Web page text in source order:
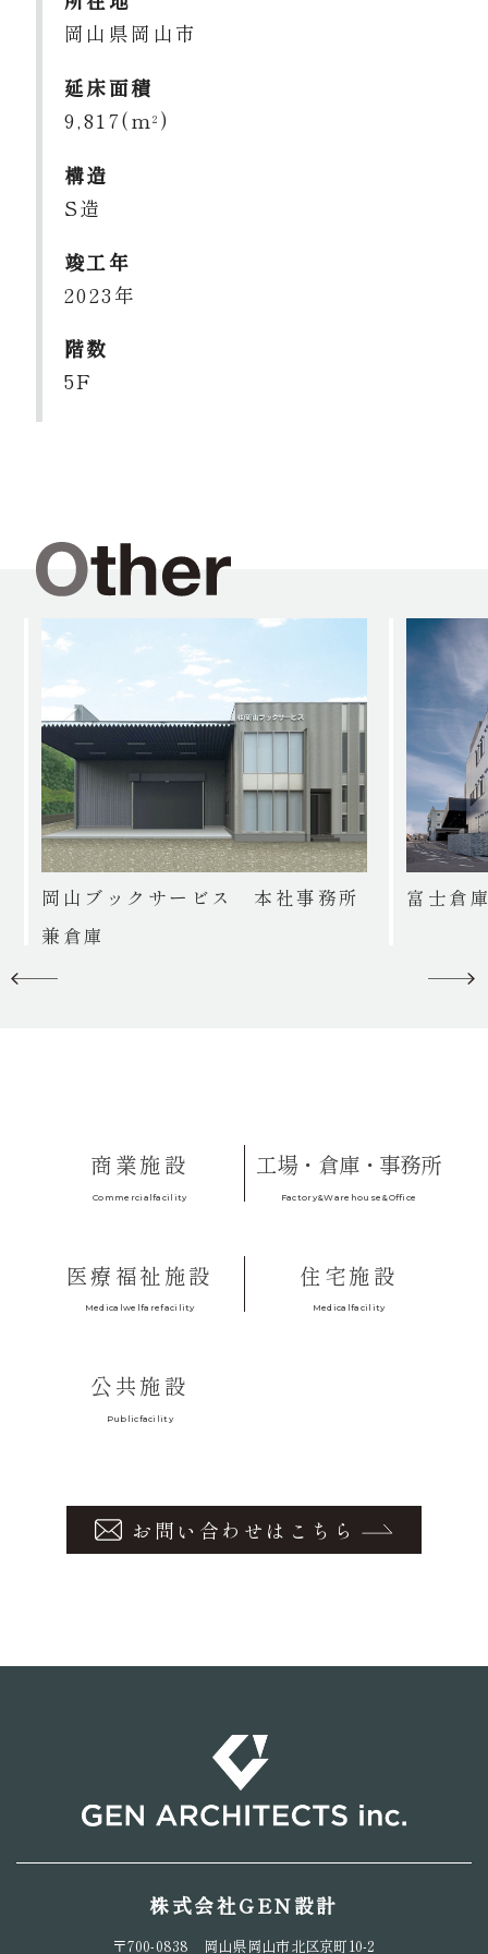
岡山県岡山市
延床面積
9,817(m2 )
構造
S造
竣工年
2023年
階数
5F
岡山ブックサービス 本社事務所
兼倉庫
富士倉
商業施設
Commercialfacility
工場・倉庫・事務所
Factory&Warehouse&Office
医療福祉施設
Medicalwelfarefacility
住宅施設
Medicalfacility
公共施設
Publicfacility
お問い合わせはこちら
株式会社GEN設計
〒700-0838 岡山県岡山市北区京町10-2